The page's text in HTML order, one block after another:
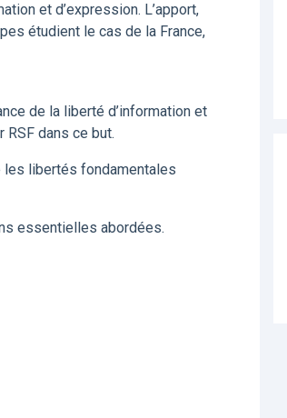
et d’expression. L’apport,
étudient le cas de la France,
de la liberté d’information et
dans ce but.
les libertés fondamentales
essentielles abordées.